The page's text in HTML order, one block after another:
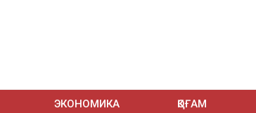
ЭКОНОМИКА ҚОҒАМ